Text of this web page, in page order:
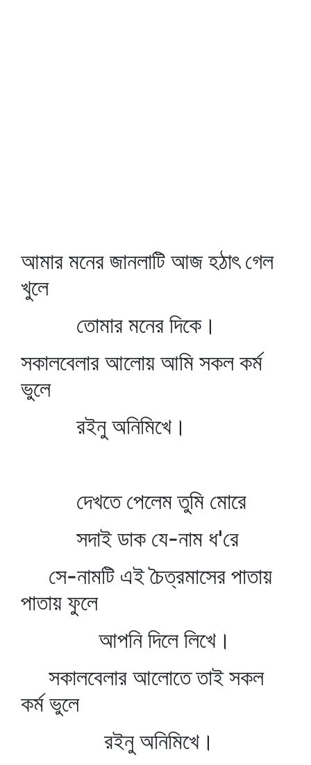
আমার মনের জানলাটি আজ হঠাৎ গেল
খুলে
তোমার মনের দিকে।
সকালবেলার আলোয় আমি সকল কর্ম
ভুলে
রইনু অনিমিখে।
দেখতে পেলেম তুমি মোরে
সদাই ডাক যে-নাম ধ'রে
সে-নামটি এই চৈত্রমাসের পাতায়
পাতায় ফুলে
আপনি দিলে লিখে।
সকালবেলার আলোতে তাই সকল
কর্ম ভুলে
রইনু অনিমিখে।